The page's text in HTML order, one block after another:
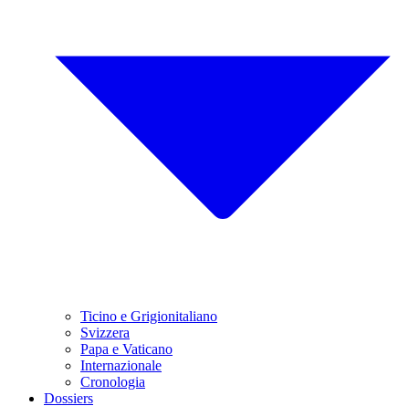
Ticino e Grigionitaliano
Svizzera
Papa e Vaticano
Internazionale
Cronologia
Dossiers